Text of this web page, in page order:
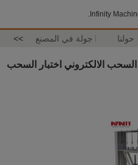
Infinity
حولنا جولة في المصنع >>
الالكتروني اختبار السحب